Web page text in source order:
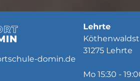
domin.de
Lehrte
31275 Lehrte
Mo 15:30 -